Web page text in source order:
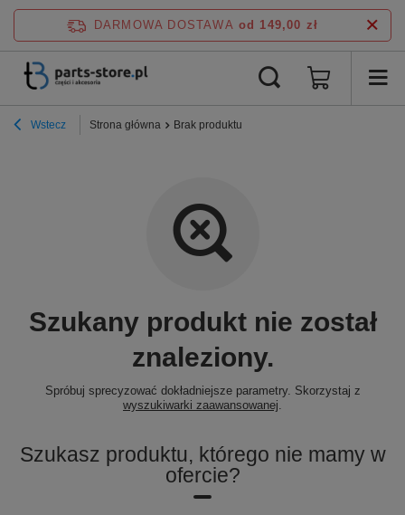
DARMOWA DOSTAWA od 149,00 zł
Wstecz Strona główna Brak produktu
Szukany produkt nie został
znaleziony.
Spróbuj sprecyzować dokładniejsze parametry. Skorzystaj z
wyszukiwarki zaawansowanej
Szukasz produktu, którego nie mamy w
ofercie?